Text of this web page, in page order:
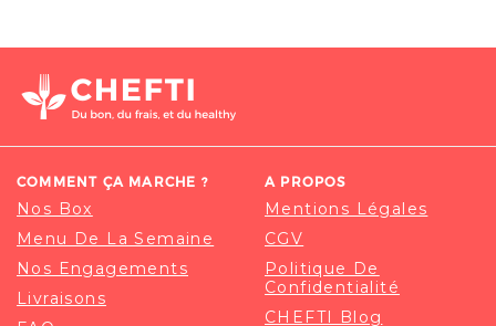
COMMENT ÇA MARCHE ?
Nos Box
Menu De La Semaine
Nos Engagements
Livraisons
A PROPOS
Mentions Légales
CGV
Politique De
Confidentialité
CHEFTI Blog